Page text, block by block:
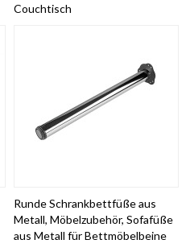
Couchtisch
Runde Schrankbettfüße aus
Metall, Möbelzubehör, Sofafüße
aus Metall für Bettmöbelbeine